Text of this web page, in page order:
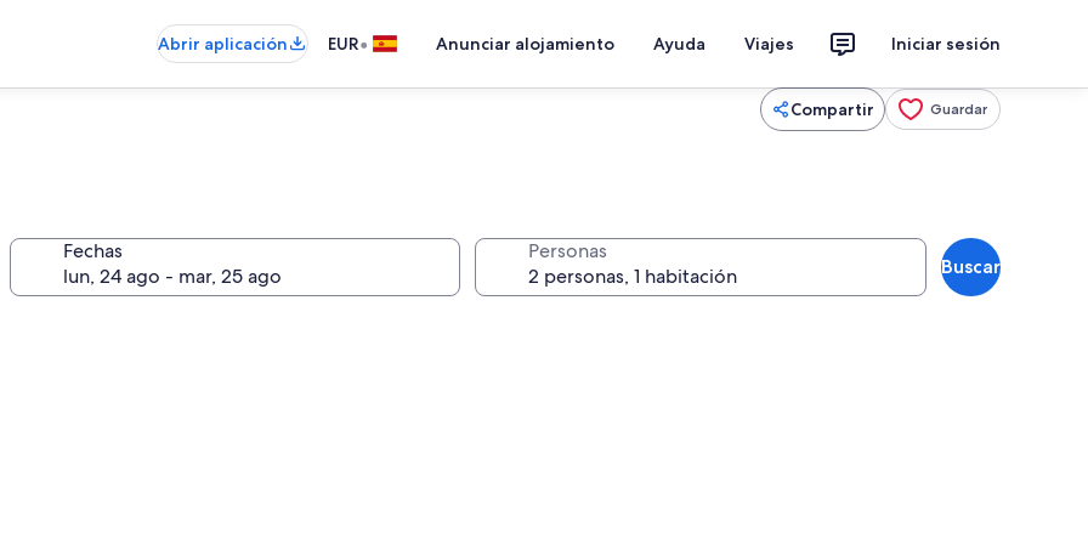
Abrir aplicación EUR• Anunciar alojamiento Ayuda Viajes Iniciar sesión
Compartir Guardar
Fechas Personas
Buscar